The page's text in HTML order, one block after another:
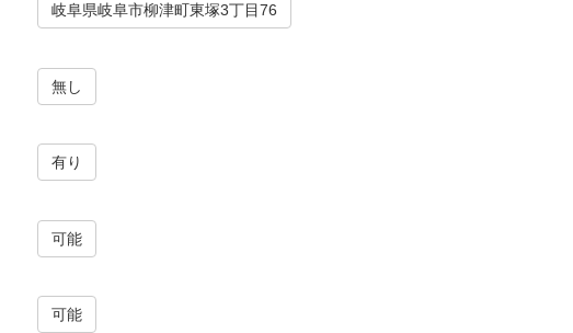
岐阜県岐阜市柳津町東塚3丁目76
無し
有り
可能
可能